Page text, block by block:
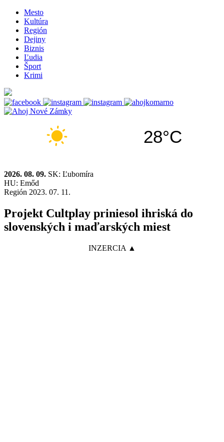
Mesto
Kultúra
Región
Dejiny
Biznis
Ľudia
Šport
Krimi
28°C
2026. 08. 09. SK: Ľubomíra
HU: Emőd
Región 2023. 07. 11.
Projekt Cultplay priniesol ihriská do
slovenských i maďarských miest
INZERCIA ▲